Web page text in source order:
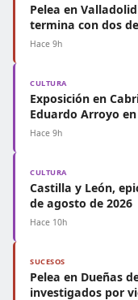
Pelea en
termina con dos
Hace 9h
CULTURA
Exposición en
Eduardo Arroyo
Hace 9h
CULTURA
Castilla y León,
de agosto de 2026
Hace 10h
SUCESOS
Pelea en Dueñas
investigados por